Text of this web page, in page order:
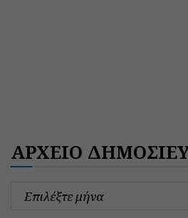
ΑΡΧΕΙΟ